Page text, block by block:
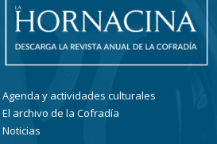
Agenda y actividades culturales
El archivo de la Cofradía
Noticias